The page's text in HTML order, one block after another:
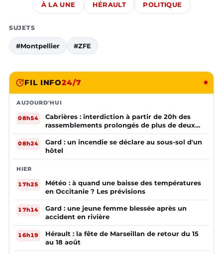
À LA UNE HÉRAULT POLITIQUE
SUJETS
#Montpellier #ZFE
FIL INFO24/7
AUJOURD'HUI
08h54
Cabrières : interdiction à partir de 20h des
rassemblements prolongés de plus de deux
mineurs non accompagnés d'un adulte
08h24
Gard : un incendie se déclare au sous-sol d'un
hôtel
HIER
17h25
Météo : à quand une baisse des températures
en Occitanie ? Les prévisions
17h14
Gard : une jeune femme blessée après un
accident en rivière
16h19
Hérault : la fête de Marseillan de retour du 15
au 18 août